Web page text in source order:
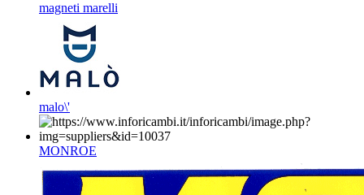
magneti marelli
malo\'
MONROE